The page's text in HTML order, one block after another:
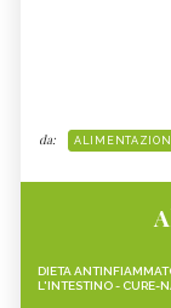
da:
DIETA
L'INTESTINO - CURE-